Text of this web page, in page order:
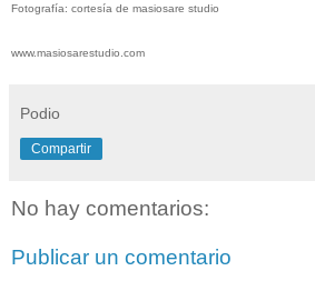
Fotografía: cortesía de masiosare studio
www.masiosarestudio.com
Podio
Compartir
No hay comentarios:
Publicar un comentario